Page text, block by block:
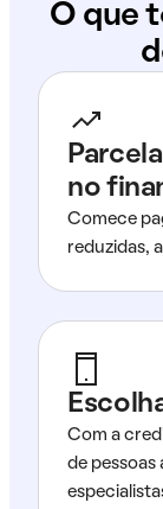
O que
no
Comece
reduzidas,
Com a
de pessoas